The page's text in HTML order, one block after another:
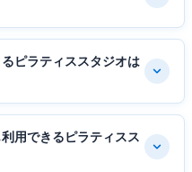
ピラティススタジオは
用できるピラティスス